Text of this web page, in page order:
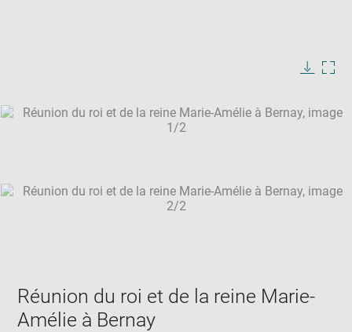
in
SKIP IMAGE CAROUSEL
Réunion du roi et de la reine Marie-
Amélie à Bernay